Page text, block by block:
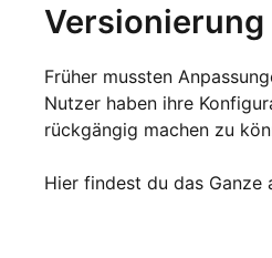
Früher mussten
Nutzer haben ihre
rückgängig machen zu
Hier findest du das Ganze